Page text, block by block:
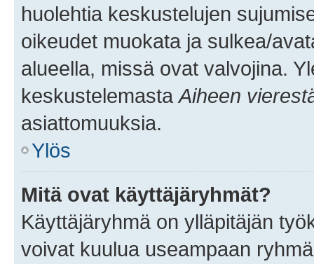
huolehtia keskustelujen
oikeudet muokata ja sulkea/
alueella, missä ovat valvojina.
keskustelemasta Aiheen
asiattomuuksia.
Ylös
Mitä ovat käyttäjäryhmät?
Käyttäjäryhmä on ylläpitäjän
voivat kuulua useampaan